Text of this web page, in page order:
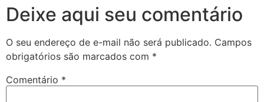
Deixe aqui seu comentário
O seu endereço de e-mail não será publicado. Campos
obrigatórios são marcados com *
Comentário *